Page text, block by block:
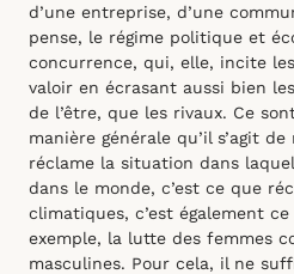
d’une entreprise, d’une
pense, le régime politique et
concurrence, qui, elle, incite
valoir en écrasant aussi bien
de l’être, que les rivaux. Ce
manière générale qu’il s’agit
réclame la situation dans
dans le monde, c’est ce que
climatiques, c’est également
exemple, la lutte des femmes
masculines. Pour cela, il ne